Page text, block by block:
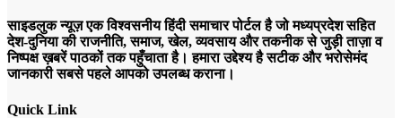
साइडलुक न्यूज़ एक विश्वसनीय हिंदी समाचार पोर्टल है जो मध्यप्रदेश सहित
देश-दुनिया की राजनीति, समाज, खेल, व्यवसाय और तकनीक से जुड़ी ताज़ा व
निष्पक्ष ख़बरें पाठकों तक पहुँचाता है। हमारा उद्देश्य है सटीक और भरोसेमंद
जानकारी सबसे पहले आपको उपलब्ध कराना।
Quick Link